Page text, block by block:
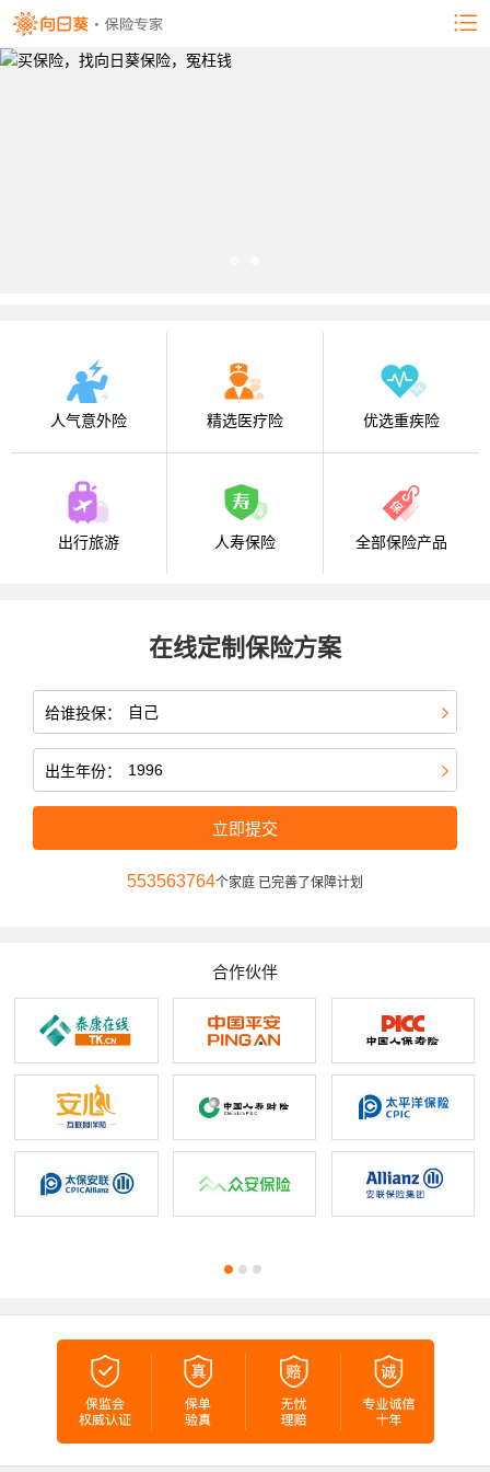
人气意外险 精选医疗险 优选重疾险
出行旅游 人寿保险 全部保险产品
在线定制保险方案
给谁投保：
出生年份：
立即提交
553563764个家庭 已完善了保障计划
合作伙伴